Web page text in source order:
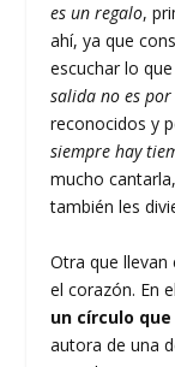
es un regalo,
ahí, ya que
escuchar lo
salida no es
reconocidos y
siempre hay
mucho
también les
Otra que
el corazón. En
un círculo
autora de una